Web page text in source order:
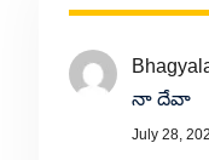
నా దేవా
July 28,